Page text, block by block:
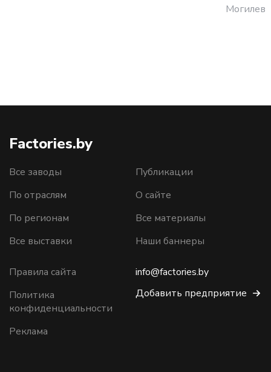
Могилев
Factories.by
Все заводы
По отраслям
По регионам
Все выставки
Публикации
О сайте
Все материалы
Наши баннеры
Правила сайта
Политика
конфиденциальности
Реклама
info@factories.by
Добавить предприятие